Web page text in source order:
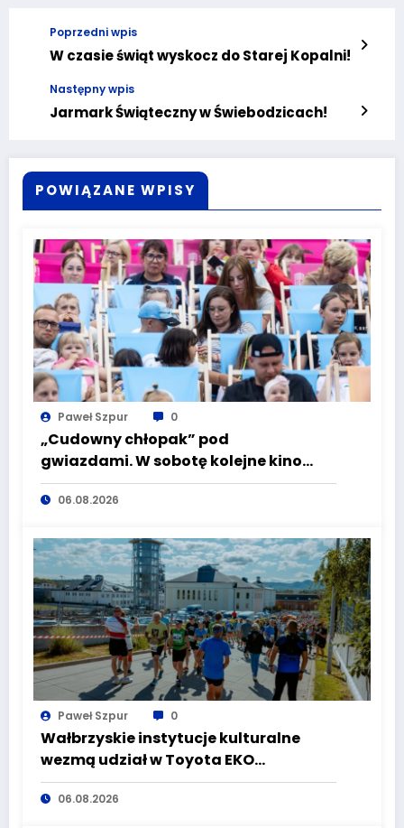
Poprzedni wpis
W czasie świąt wyskocz do Starej Kopalni!
Następny wpis
Jarmark Świąteczny w Świebodzicach!
POWIĄZANE WPISY
Paweł Szpur 0
„Cudowny chłopak” pod
gwiazdami. W sobotę kolejne kino
plenerowe w Aqua Zdroju
06.08.2026
Paweł Szpur 0
Wałbrzyskie instytucje kulturalne
wezmą udział w Toyota EKO
Półmaraton Wałbrzych
06.08.2026